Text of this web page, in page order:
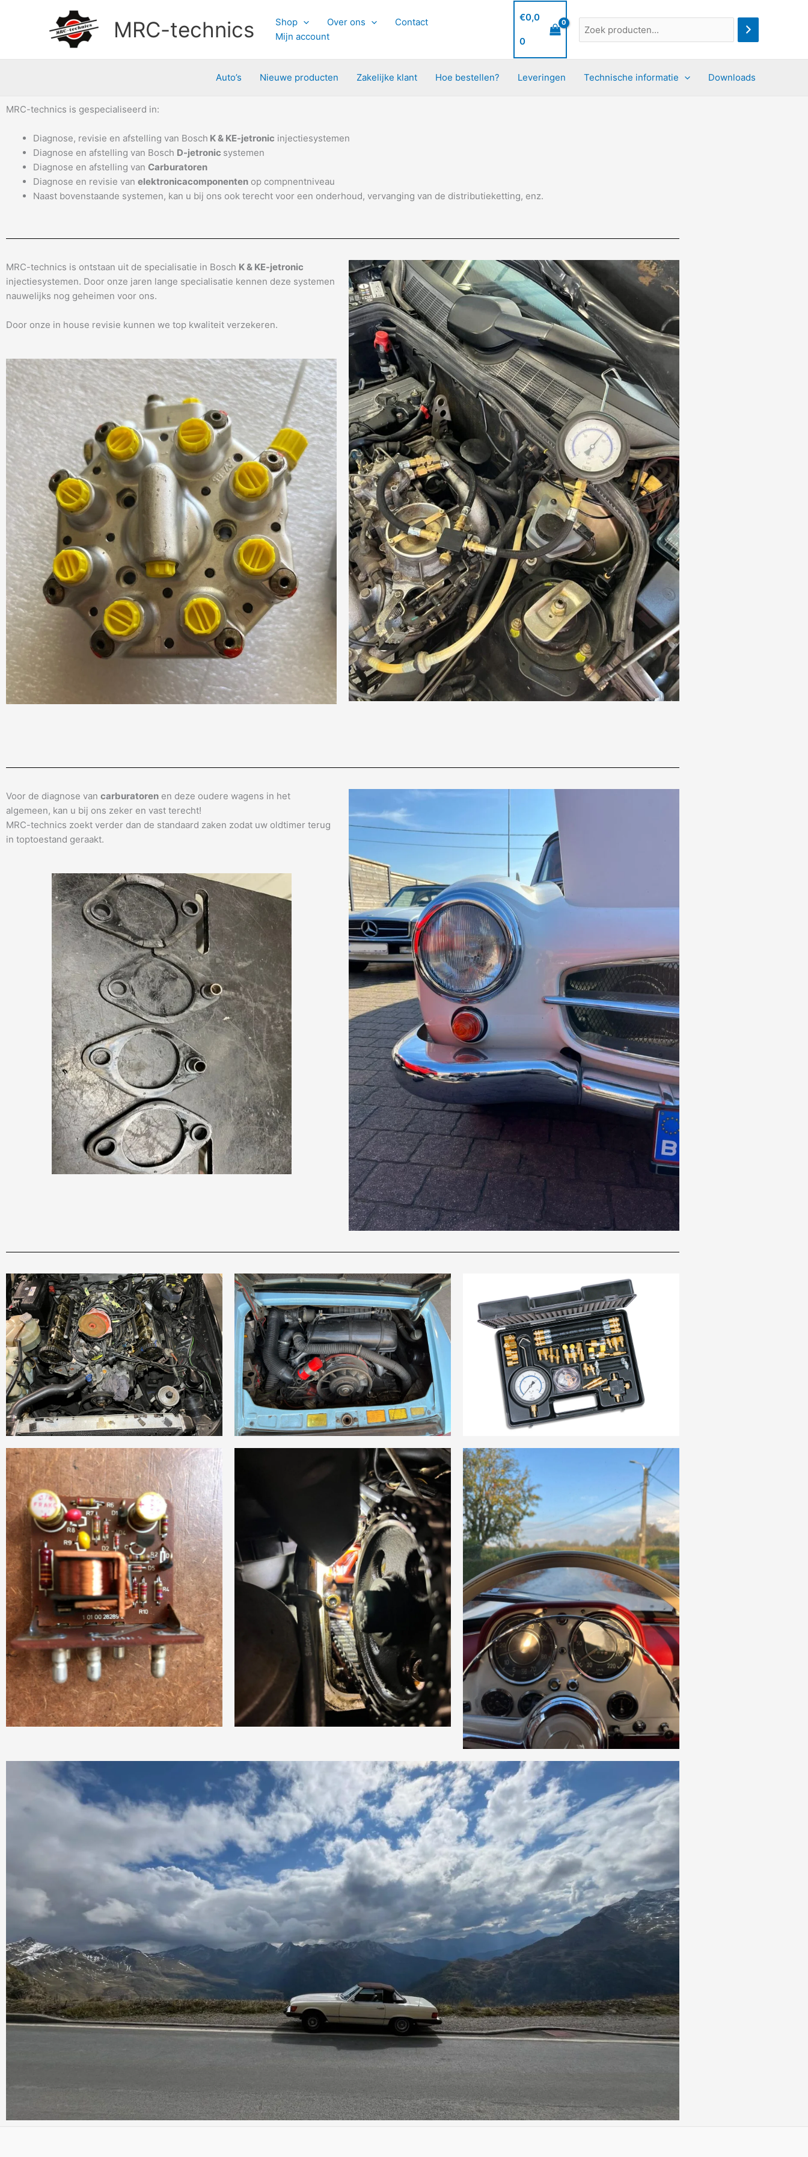
MRC-technics Shop Over ons
Contact
Mijn account
€0,0
0
Auto’s Nieuwe producten Zakelijke klant Hoe bestellen? Leveringen Technische informatie Downloads
MRC-technics is gespecialiseerd in:
Diagnose, revisie en afstelling van Bosch K & KE-jetronic injectiesystemen
Diagnose en afstelling van Bosch D-jetronic systemen
Diagnose en afstelling van Carburatoren
Diagnose en revisie van elektronicacomponenten op compnentniveau
Naast bovenstaande systemen, kan u bij ons ook terecht voor een onderhoud, vervanging van de distributieketting, enz.
MRC-technics is ontstaan uit de specialisatie in Bosch K & KE-jetronic
injectiesystemen. Door onze jaren lange specialisatie kennen deze systemen
nauwelijks nog geheimen voor ons.
Door onze in house revisie kunnen we top kwaliteit verzekeren.
Voor de diagnose van carburatoren en deze oudere wagens in het
algemeen, kan u bij ons zeker en vast terecht!
MRC-technics zoekt verder dan de standaard zaken zodat uw oldtimer terug
in toptoestand geraakt.